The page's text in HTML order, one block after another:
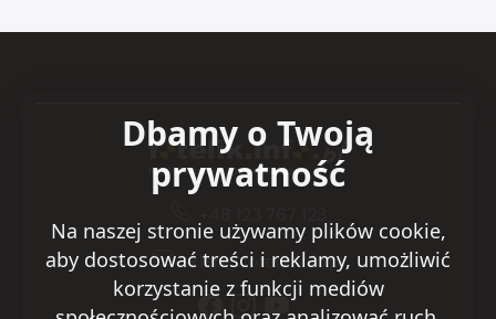
sklep@fotelik.info.pl
Dbamy o Twoją
prywatność
Na naszej stronie używamy plików cookie,
aby dostosować treści i reklamy, umożliwić
korzystanie z funkcji mediów